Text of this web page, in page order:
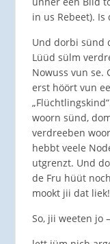
in us Rebeet). Is
Und dorbi sünd
Lüüd sülm
Nowuss vun se.
erst höört vun
woorn sünd,
verdreeben
hebbt veele
utgrenzt. Und
de Fru hüüt
mookt jii dat
So, jii weeten jo –